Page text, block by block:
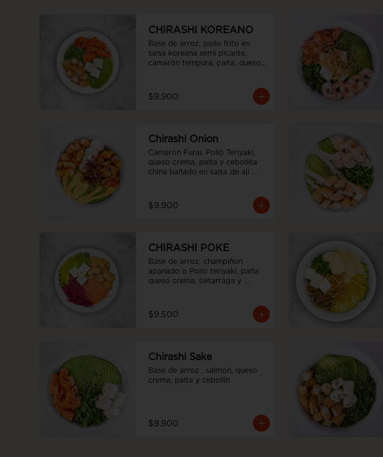
CHIRASHI KOREANO
Base de arroz, pollo frito en
salsa koreana semi picante,
camarón tempura, palta, queso
$9.900
Chirashi Onion
Camarón Furai, Pollo Teriyaki,
queso crema, palta y cebollita
china bañado en salsa de ají
$9.900
CHIRASHI POKE
Base de arroz, champiñon
apanado o Pollo teriyaki, palta
queso crema, betarraga y
$9.500
Chirashi Sake
Base de arroz , salmón, queso
crema, palta y cebollín
$9.900